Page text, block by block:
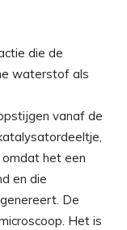
vanaf de
omdat het een
en die
De
Het is